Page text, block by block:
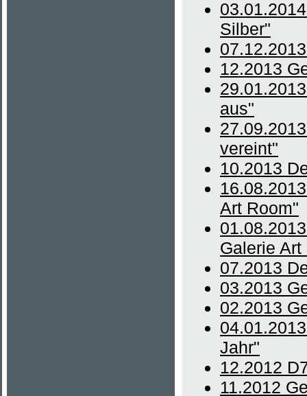
Silber"
12.2013
aus"
vereint"
10.2013
Art Room"
Galerie Art
07.2013
03.2013
02.2013
Jahr"
12.2012
11.2012